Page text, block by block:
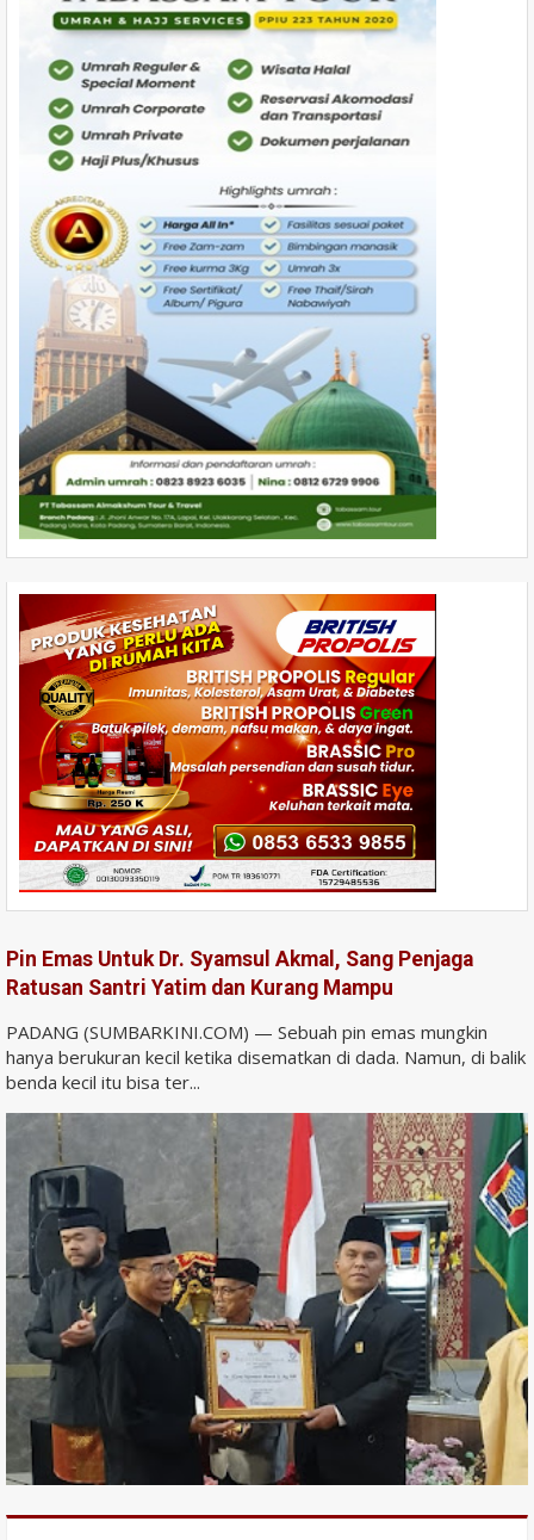
Pin Emas Untuk Dr. Syamsul Akmal, Sang Penjaga
Ratusan Santri Yatim dan Kurang Mampu
PADANG (SUMBARKINI.COM) — Sebuah pin emas mungkin
hanya berukuran kecil ketika disematkan di dada. Namun, di balik
benda kecil itu bisa ter...